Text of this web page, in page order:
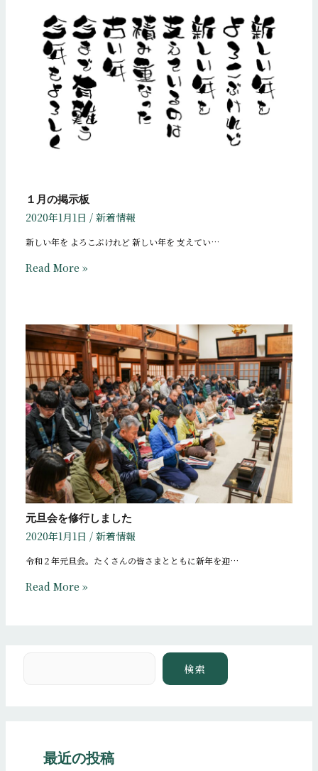
１月の掲示板
2020年1月1日 / 新着情報
新しい年を よろこぶけれど 新しい年を 支えてい…
Read More »
元旦会を修行しました
2020年1月1日 / 新着情報
令和２年元旦会。たくさんの皆さまとともに新年を迎…
Read More »
検索
最近の投稿